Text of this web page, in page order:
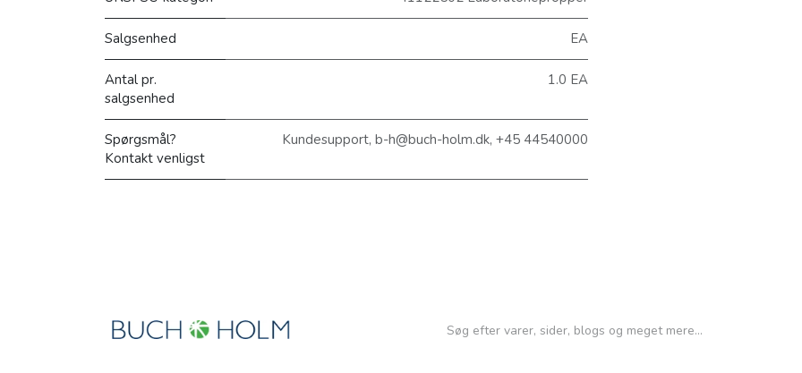
Salgsenhed EA
Antal pr.
salgsenhed
1.0 EA
Spørgsmål?
Kontakt venligst
Kundesupport, b-h@buch-holm.dk, +45 44540000